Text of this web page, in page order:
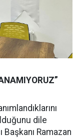
dile
Ramazan